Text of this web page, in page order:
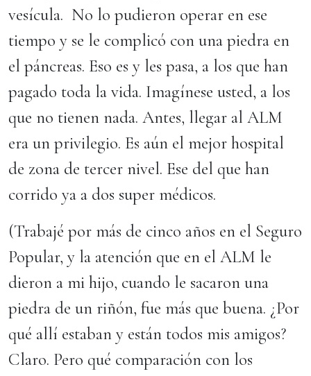
vesícula. No lo pudieron operar en ese
tiempo y se le complicó con una piedra en
el páncreas. Eso es y les pasa, a los que han
pagado toda la vida. Imagínese usted, a los
que no tienen nada. Antes, llegar al ALM
era un privilegio. Es aún el mejor hospital
de zona de tercer nivel. Ese del que han
corrido ya a dos super médicos.
(Trabajé por más de cinco años en el Seguro
Popular, y la atención que en el ALM le
dieron a mi hijo, cuando le sacaron una
piedra de un riñón, fue más que buena. ¿Por
qué allí estaban y están todos mis amigos?
Claro. Pero qué comparación con los